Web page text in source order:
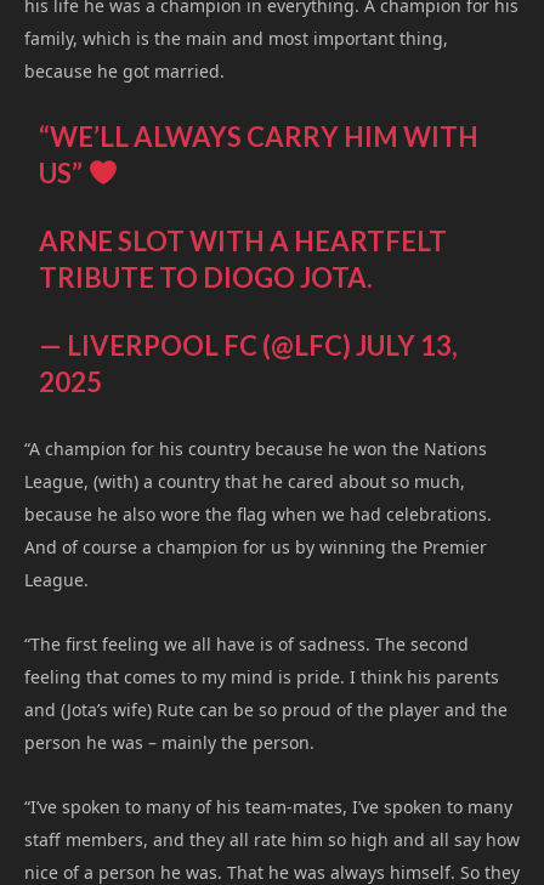
his life he was a champion in everything. A champion for his
family, which is the main and most important thing,
because he got married.
“WE’LL ALWAYS CARRY HIM WITH
US”
ARNE SLOT WITH A HEARTFELT
TRIBUTE TO DIOGO JOTA.
— LIVERPOOL FC (@LFC)JULY 13,
2025
“A champion for his country because he won the Nations
League, (with) a country that he cared about so much,
because he also wore the flag when we had celebrations.
And of course a champion for us by winning the Premier
League.
“The first feeling we all have is of sadness. The second
feeling that comes to my mind is pride. I think his parents
and (Jota’s wife) Rute can be so proud of the player and the
person he was – mainly the person.
“I’ve spoken to many of his team-mates, I’ve spoken to many
staff members, and they all rate him so high and all say how
nice of a person he was. That he was always himself. So they